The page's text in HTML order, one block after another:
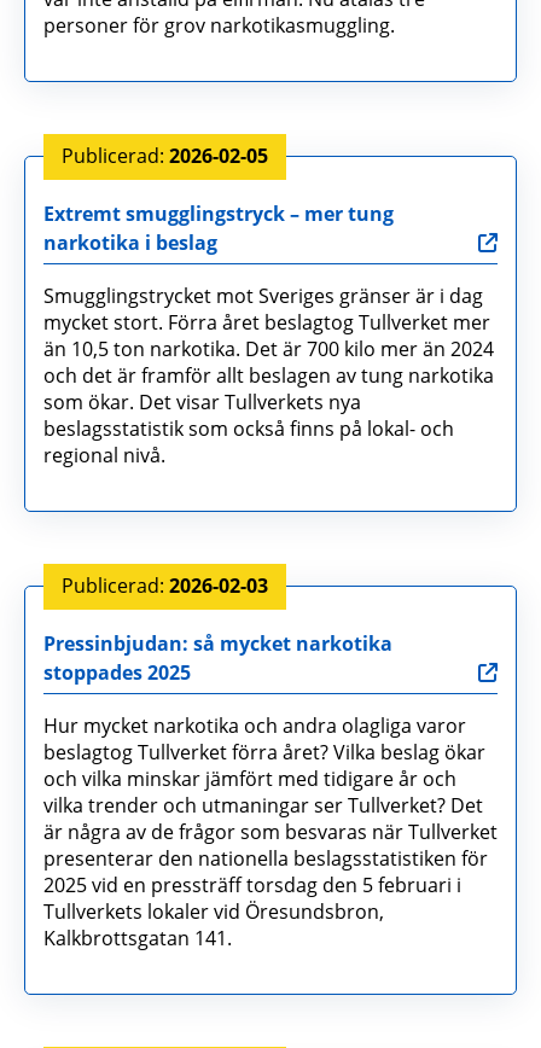
personer för grov narkotikasmuggling.
2026-02-05
Extremt smugglingstryck – mer tung
narkotika i beslag
Smugglingstrycket mot Sveriges gränser är i dag
mycket stort. Förra året beslagtog Tullverket mer
än 10,5 ton narkotika. Det är 700 kilo mer än 2024
och det är framför allt beslagen av tung narkotika
som ökar. Det visar Tullverkets nya
beslagsstatistik som också finns på lokal- och
regional nivå.
2026-02-03
Pressinbjudan: så mycket narkotika
stoppades 2025
Hur mycket narkotika och andra olagliga varor
beslagtog Tullverket förra året? Vilka beslag ökar
och vilka minskar jämfört med tidigare år och
vilka trender och utmaningar ser Tullverket? Det
är några av de frågor som besvaras när Tullverket
presenterar den nationella beslagsstatistiken för
2025 vid en pressträff torsdag den 5 februari i
Tullverkets lokaler vid Öresundsbron,
Kalkbrottsgatan 141.